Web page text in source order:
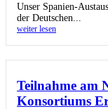
Unser Spanien-
der Deutschen...
weiter lesen
Teilnahme am
Konsortiums